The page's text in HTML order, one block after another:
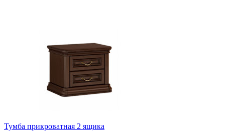
Тумба прикроватная 2 ящика